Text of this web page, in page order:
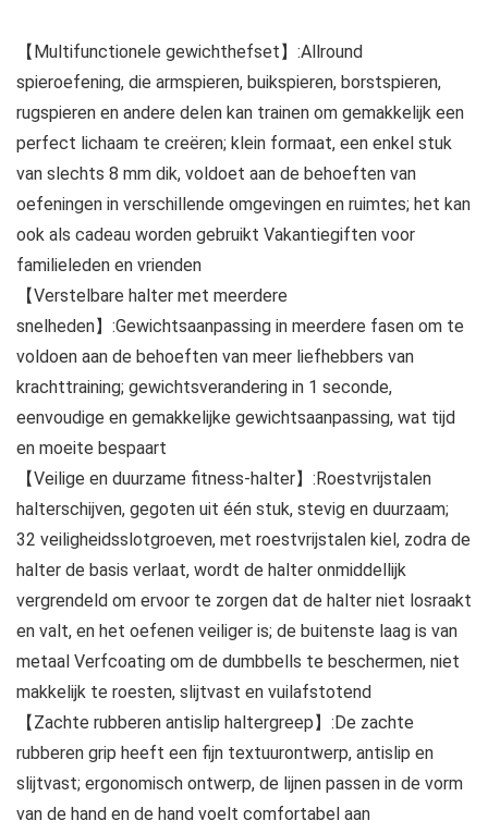
【Multifunctionele gewichthefset】:Allround
spieroefening, die armspieren, buikspieren, borstspieren,
rugspieren en andere delen kan trainen om gemakkelijk een
perfect lichaam te creëren; klein formaat, een enkel stuk
van slechts 8 mm dik, voldoet aan de behoeften van
oefeningen in verschillende omgevingen en ruimtes; het kan
ook als cadeau worden gebruikt Vakantiegiften voor
familieleden en vrienden
【Verstelbare halter met meerdere
snelheden】:Gewichtsaanpassing in meerdere fasen om te
voldoen aan de behoeften van meer liefhebbers van
krachttraining; gewichtsverandering in 1 seconde,
eenvoudige en gemakkelijke gewichtsaanpassing, wat tijd
en moeite bespaart
【Veilige en duurzame fitness-halter】:Roestvrijstalen
halterschijven, gegoten uit één stuk, stevig en duurzaam;
32 veiligheidsslotgroeven, met roestvrijstalen kiel, zodra de
halter de basis verlaat, wordt de halter onmiddellijk
vergrendeld om ervoor te zorgen dat de halter niet losraakt
en valt, en het oefenen veiliger is; de buitenste laag is van
metaal Verfcoating om de dumbbells te beschermen, niet
makkelijk te roesten, slijtvast en vuilafstotend
【Zachte rubberen antislip haltergreep】:De zachte
rubberen grip heeft een fijn textuurontwerp, antislip en
slijtvast; ergonomisch ontwerp, de lijnen passen in de vorm
van de hand en de hand voelt comfortabel aan